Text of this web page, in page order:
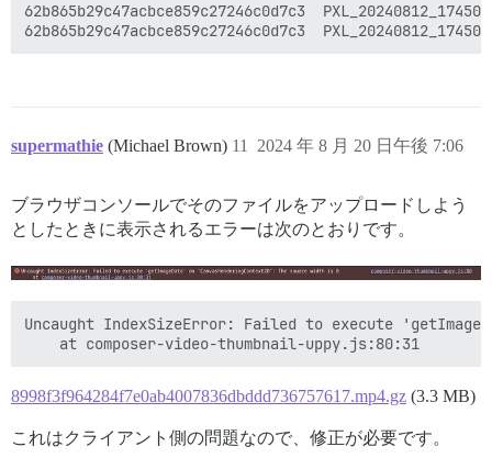
62b865b29c47acbce859c27246c0d7c3
supermathie (Michael Brown) 2024 年 8 月 20 日午後 7:06
11
ブラウザコンソールでそのファイルをアップロードしよう
としたときに表示されるエラーは次のとおりです。
Uncaught IndexSizeError: Failed to execute
8998f3f964284f7e0ab4007836dbddd736757617.mp4.gz (3.3 MB)
これはクライアント側の問題なので、修正が必要です。